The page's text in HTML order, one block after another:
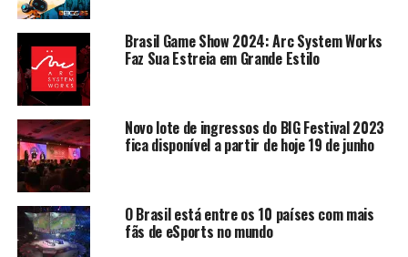
Brasil Game Show 2024: Arc System Works
Faz Sua Estreia em Grande Estilo
Novo lote de ingressos do BIG Festival 2023
fica disponível a partir de hoje 19 de junho
O Brasil está entre os 10 países com mais
fãs de eSports no mundo